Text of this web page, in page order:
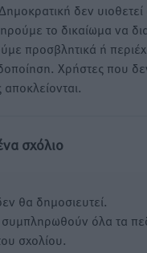
δεν υιοθετεί
το δικαίωμα να
προσβλητικά ή
Χρήστες που
σχόλιο
θα δημοσιευτεί.
όλα τα
σχολίου.